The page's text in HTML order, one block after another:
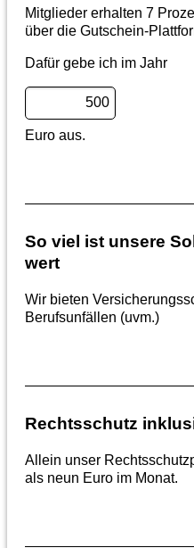
Mitglieder erhalten 7
über die Gutschein-
Dafür gebe ich im Jahr
Euro aus.
So viel ist unsere
wert
Wir bieten
Berufsunfällen (uvm.)
Rechtsschutz
Allein unser
als neun Euro im Monat.